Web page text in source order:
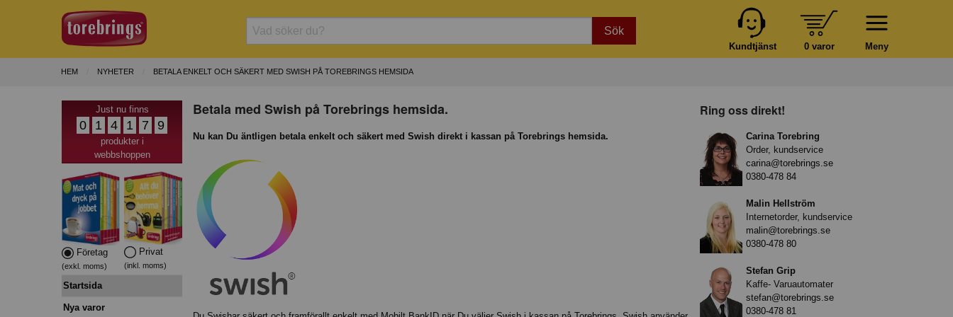
Sök
Meny
0 varor
Kundtjänst
HEM NYHETER BETALA ENKELT OCH SÄKERT MED SWISH PÅ TOREBRINGS HEMSIDA
Just nu finns
0 1 4 1 7 9
produkter i
webbshoppen
Företag
(exkl. moms)
Privat
(inkl. moms)
Startsida
Nya varor
Betala med Swish på Torebrings hemsida.
Nu kan Du äntligen betala enkelt och säkert med Swish direkt i kassan på Torebrings hemsida.
Ring oss direkt!
Carina Torebring
Order, kundservice
carina@torebrings.se
0380-478 84
Malin Hellström
Internetorder, kundservice
malin@torebrings.se
0380-478 80
Stefan Grip
Kaffe- Varuautomater
stefan@torebrings.se
0380-478 81